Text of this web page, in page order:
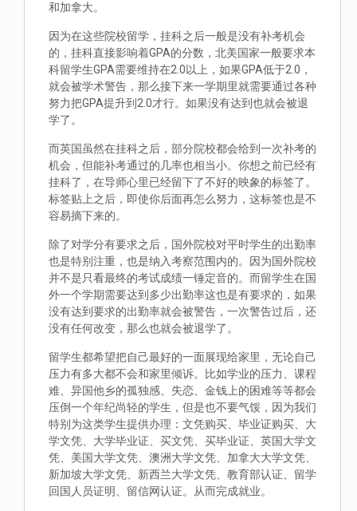
和加拿大。
因为在这些院校留学，挂科之后一般是没有补考机会
的，挂科直接影响着GPA的分数，北美国家一般要求本
科留学生GPA需要维持在2.0以上，如果GPA低于2.0，
就会被学术警告，那么接下来一学期里就需要通过各种
努力把GPA提升到2.0才行。如果没有达到也就会被退
学了。
而英国虽然在挂科之后，部分院校都会给到一次补考的
机会，但能补考通过的几率也相当小。你想之前已经有
挂科了，在导师心里已经留下了不好的映象的标签了。
标签贴上之后，即使你后面再怎么努力，这标签也是不
容易摘下来的。
除了对学分有要求之后，国外院校对平时学生的出勤率
也是特别注重，也是纳入考察范围内的。因为国外院校
并不是只看最终的考试成绩一锤定音的。而留学生在国
外一个学期需要达到多少出勤率这也是有要求的，如果
没有达到要求的出勤率就会被警告，一次警告过后，还
没有任何改变，那么也就会被退学了。
留学生都希望把自己最好的一面展现给家里，无论自己
压力有多大都不会和家里倾诉。比如学业的压力、课程
难、异国他乡的孤独感、失恋、金钱上的困难等等都会
压倒一个年纪尚轻的学生，但是也不要气馁，因为我们
特别为这类学生提供办理：文凭购买、毕业证购买、大
学文凭、大学毕业证、买文凭、买毕业证、英国大学文
凭、美国大学文凭、澳洲大学文凭、加拿大大学文凭、
新加坡大学文凭、新西兰大学文凭、教育部认证、留学
回国人员证明、留信网认证。从而完成就业。